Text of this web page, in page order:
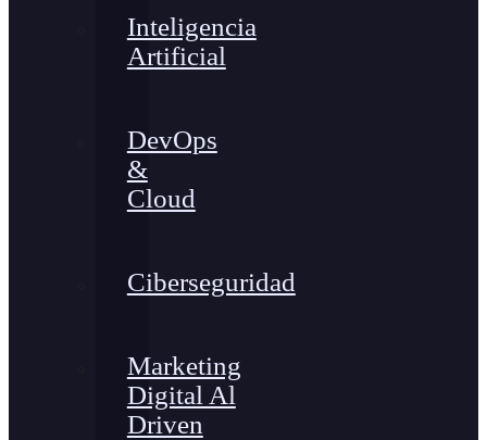
Inteligencia
Artificial
DevOps
&
Cloud
Ciberseguridad
Marketing
Digital Al
Driven